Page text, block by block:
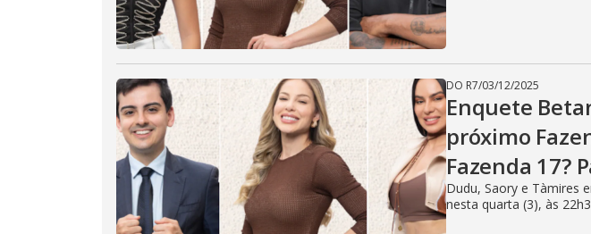
DO R7/03/12/2025
Enquete
próximo
Fazenda 17?
Dudu, Saory e Tàmires
nesta quarta (3), às